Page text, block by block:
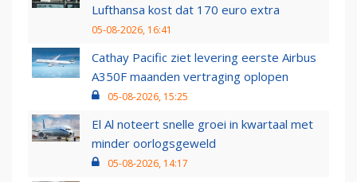
Lufthansa kost dat 170 euro extra
05-08-2026, 16:41
Cathay Pacific ziet levering eerste Airbus
A350F maanden vertraging oplopen
05-08-2026, 15:25
El Al noteert snelle groei in kwartaal met
minder oorlogsgeweld
05-08-2026, 14:17